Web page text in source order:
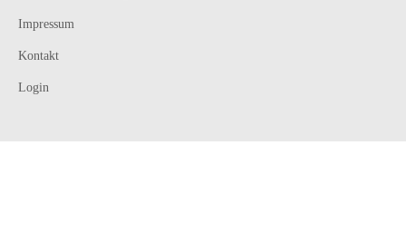
Impressum
Kontakt
Login